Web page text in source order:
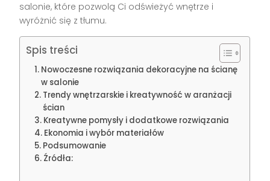
salonie, które pozwolą Ci odświeżyć wnętrze i
wyróżnić się z tłumu.
Spis treści
Nowoczesne rozwiązania dekoracyjne na ścianę
w salonie
Trendy wnętrzarskie i kreatywność w aranżacji
ścian
Kreatywne pomysły i dodatkowe rozwiązania
Ekonomia i wybór materiałów
Podsumowanie
Źródła: